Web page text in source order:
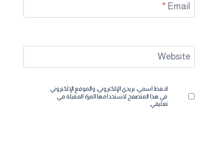
Email
*
Website
احفظ اسمي، بريدي الإلكتروني، والموقع الإلكتروني
في هذا المتصفح لاستخدامها المرة المقبلة في
تعليقي.